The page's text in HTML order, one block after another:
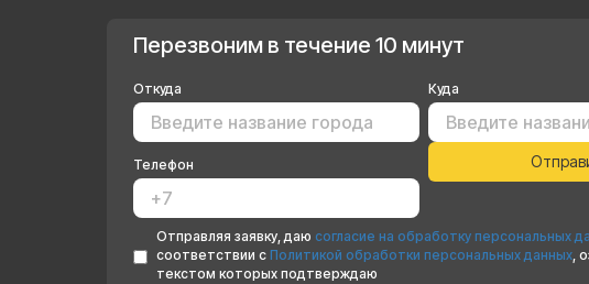
Перезвоним в течение 10 минут
Откуда Куда
Телефон
Отправляя заявку, даю согласие на обработку персональных
соответствии с Политикой обработки персональных данных,
текстом которых подтверждаю